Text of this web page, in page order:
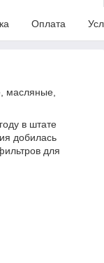
Оплата
масляные,
в штате
добилась
для